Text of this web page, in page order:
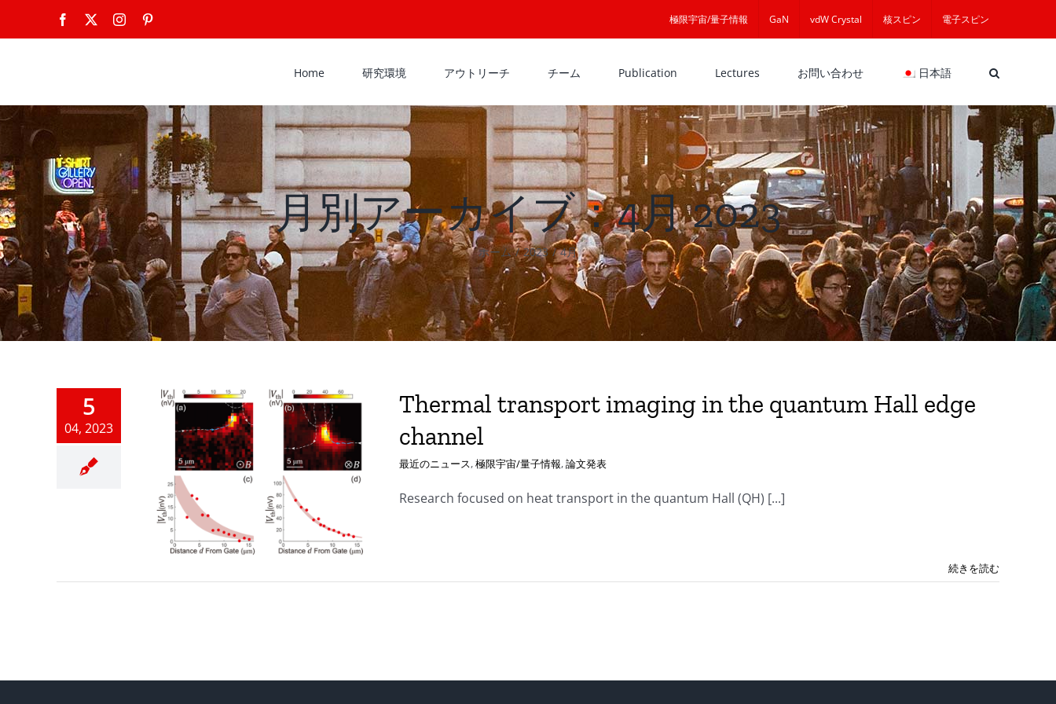
Facebook Instagram 極限宇宙/量子情報 GaN vdW Crystal 核スピン 電子スピン
Home 研究環境 アウトリーチ チーム Publication Lectures お問い合わせ 日本語
月別アーカイブ：4月 2023
ホーム 2023 4月
5
04, 2023
transport
Thermal transport imaging in the quantum Hall edge
channel
最近のニュース,極限宇宙/量子情報,論文発表
Research focused on heat transport in the quantum Hall (QH) [...]
続きを読む